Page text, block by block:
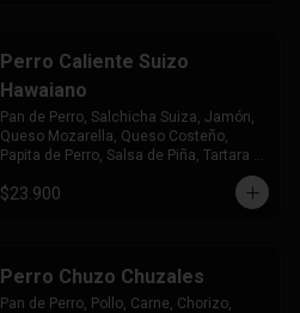
Perro Caliente Suizo
Hawaiano
Pan de Perro, Salchicha Suiza, Jamón,
Queso Mozarella, Queso Costeño,
Papita de Perro, Salsa de Piña, Tartara y
$23.900
Perro Chuzo Chuzales
Pan de Perro, Pollo, Carne, Chorizo,